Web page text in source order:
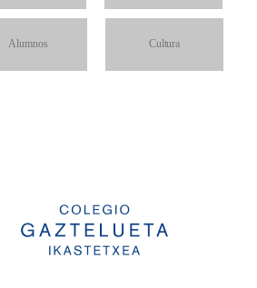
Alumnos Cultura